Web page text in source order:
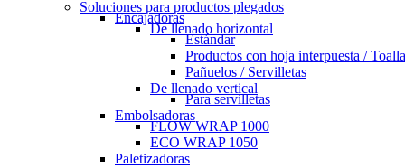
Soluciones para productos plegados
Encajadoras
De llenado horizontal
Estándar
Productos con hoja interpuesta /
Pañuelos / Servilletas
De llenado vertical
Para servilletas
Embolsadoras
FLOW WRAP 1000
ECO WRAP 1050
Paletizadoras